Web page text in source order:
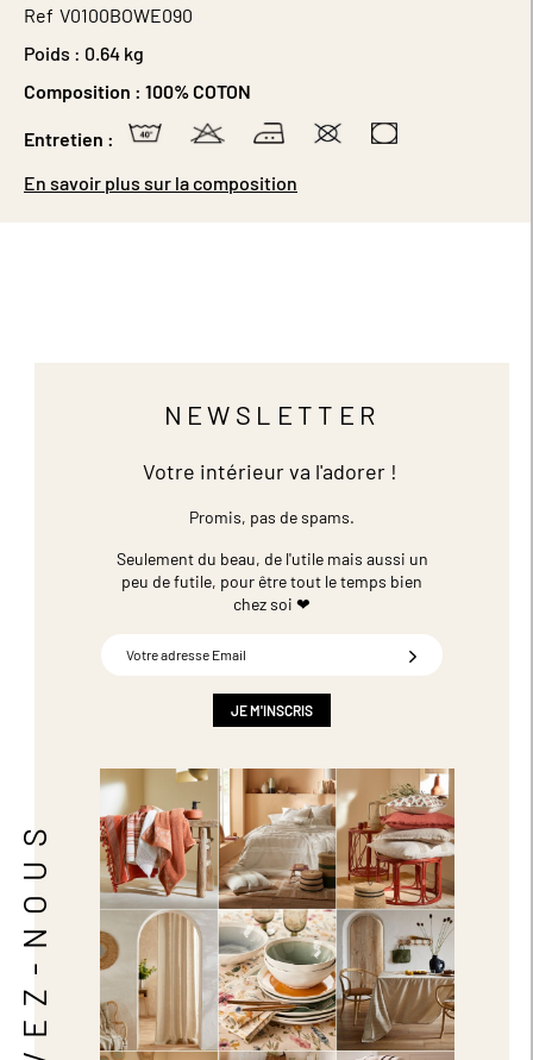
Ref V0100BOWE090
Poids : 0.64 kg
Composition : 100% COTON
Entretien :
En savoir plus sur la composition
SUIVEZ-NOUS
NEWSLETTER
Votre intérieur va l'adorer !
Promis, pas de spams.
Seulement du beau, de l'utile mais aussi un
peu de futile, pour être tout le temps bien
chez soi ❤
JE M'INSCRIS